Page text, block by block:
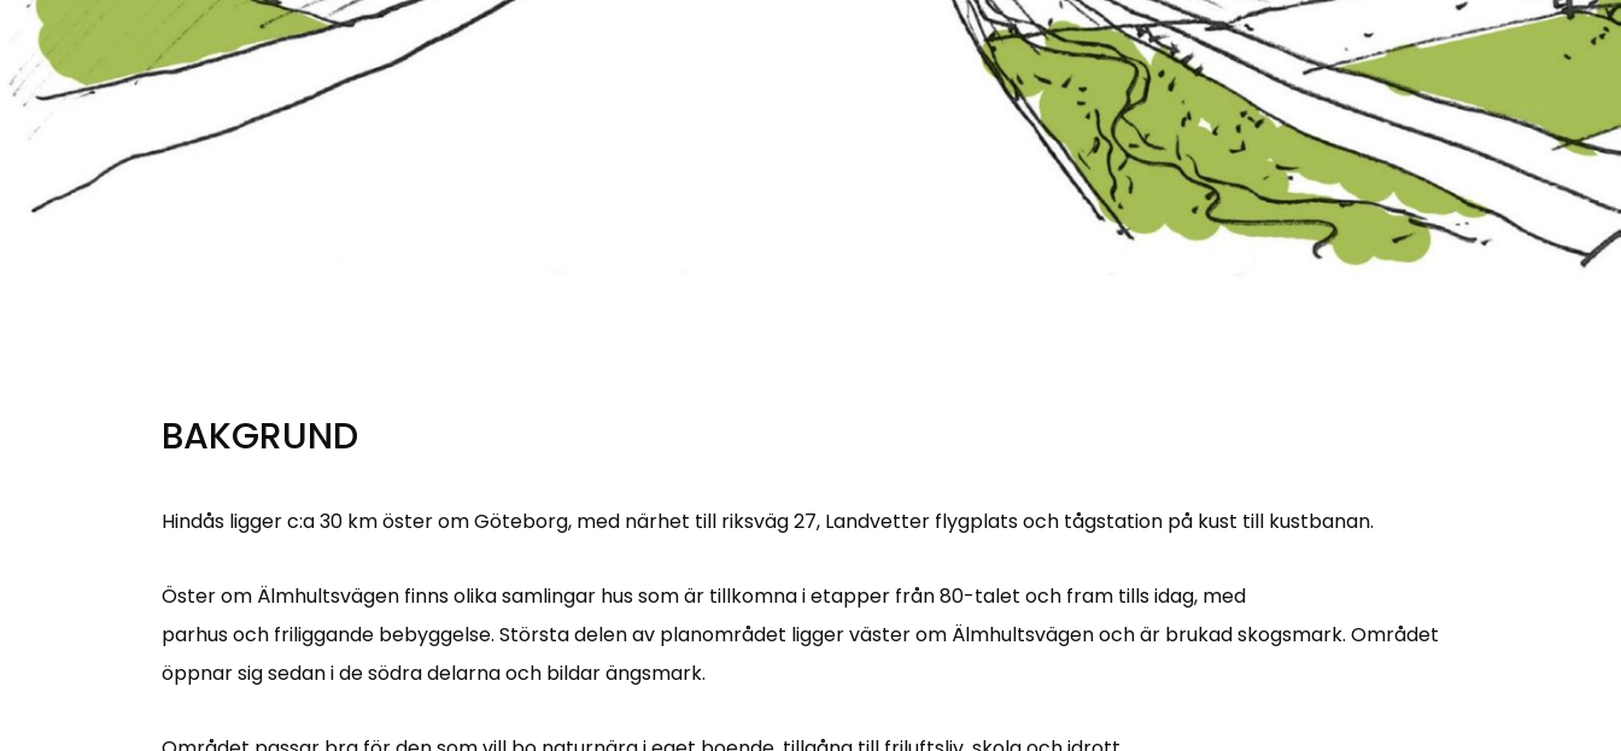
BAKGRUND
Hindås ligger c:a 30 km öster om Göteborg, med närhet till riksväg 27, Landvetter flygplats och tågstation på kust till kustbanan.
Öster om Älmhultsvägen finns olika samlingar hus som är tillkomna i etapper från 80-talet och fram tills idag, med
parhus och friliggande bebyggelse. Största delen av planområdet ligger väster om Älmhultsvägen och är brukad skogsmark. Området
öppnar sig sedan i de södra delarna och bildar ängsmark.